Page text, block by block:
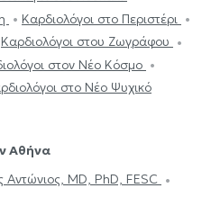
Καρδιολόγοι στο Περιστέρι
Καρδιολόγοι στου Ζωγράφου
στον Νέο Κόσμο
στο Νέο Ψυχικό
Αθήνα
MD, PhD, FESC